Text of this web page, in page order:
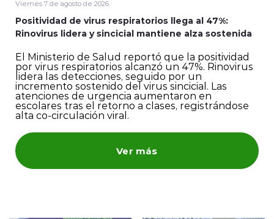
ENTREVISTAS
modo claro
Viernes 7 de agosto de 2026
Positividad de virus respiratorios llega al 47%:
Rinovirus lidera y sincicial mantiene alza sostenida
El Ministerio de Salud reportó que la positividad
por virus respiratorios alcanzó un 47%. Rinovirus
lidera las detecciones, seguido por un
incremento sostenido del virus sincicial. Las
atenciones de urgencia aumentaron en
escolares tras el retorno a clases, registrándose
alta co-circulación viral.
Ver más